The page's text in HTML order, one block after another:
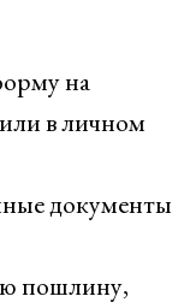
на
в личном
документы
пошлину,